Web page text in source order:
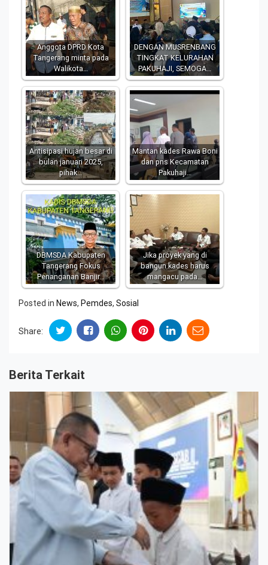
Anggota DPRD Kota
Tangerang minta pada
Walikota…
DENGAN MUSRENBANG
TINGKAT KELURAHAN
PAKUHAJI, SEMOGA…
Antisipasi hujan besar di
bulan januari 2025,
pihak…
Mantan kades Rawa Boni
dan pns Kecamatan
Pakuhaji…
DBMSDA Kabupaten
Tangerang Fokus
Penanganan Banjir…
Jika proyek yang di
bangun kades harus
mangacu pada…
Posted in News, Pemdes, Sosial
Share:
Berita Terkait